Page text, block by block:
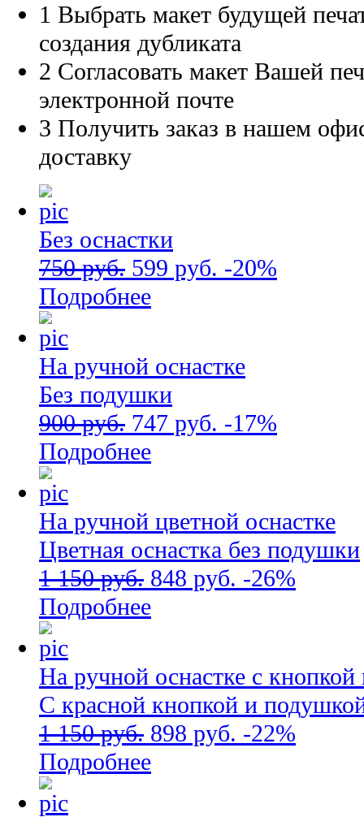
1 Выбрать макет будущей
создания дубликата
2 Согласовать макет Вашей
электронной почте
3 Получить заказ в нашем
доставку
Без оснастки
750 руб. 599 руб. -20%
Подробнее
На ручной оснастке
Без подушки
900 руб. 747 руб. -17%
Подробнее
На ручной цветной оснастке
Цветная оснастка без подушки
1 150 руб. 848 руб. -26%
Подробнее
На ручной оснастке с
С красной кнопкой и
1 150 руб. 898 руб. -22%
Подробнее